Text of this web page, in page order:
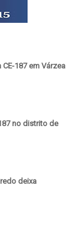
187 em Várzea
no distrito de
deixa